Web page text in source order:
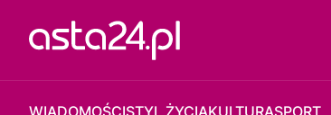
WIADOMOŚCISTYL ŻYCIAKULTURASPORT